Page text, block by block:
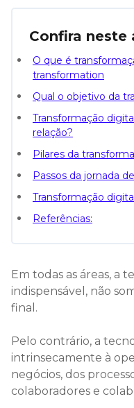
Confira neste
O que é
transformation
Qual o objetivo da
Transformação
relação?
Pilares da
Passos da jornada
Transformação
Referências:
Em todas as áreas, a
indispensável, não
final.
Pelo contrário, a
intrinsecamente à
negócios, dos
colaboradores e